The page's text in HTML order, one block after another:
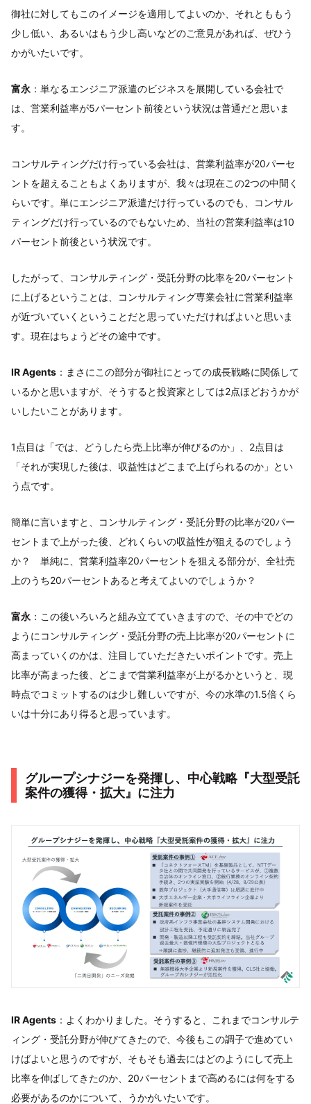
御社に対してもこのイメージを適用してよいのか、それとももう
少し低い、あるいはもう少し高いなどのご意見があれば、ぜひう
かがいたいです。
富永 ：単なるエンジニア派遣のビジネスを展開している会社で
は、営業利益率が5パーセント前後という状況は普通だと思いま
す。
コンサルティングだけ行っている会社は、営業利益率が20パーセ
ントを超えることもよくありますが、我々は現在この2つの中間く
らいです。単にエンジニア派遣だけ行っているのでも、コンサル
ティングだけ行っているのでもないため、当社の営業利益率は10
パーセント前後という状況です。
したがって、コンサルティング・受託分野の比率を20パーセント
に上げるということは、コンサルティング専業会社に営業利益率
が近づいていくということだと思っていただければよいと思いま
す。現在はちょうどその途中です。
IR Agents ：まさにこの部分が御社にとっての成長戦略に関係して
いるかと思いますが、そうすると投資家としては2点ほどおうかが
いしたいことがあります。
1点目は「では、どうしたら売上比率が伸びるのか」、2点目は
「それが実現した後は、収益性はどこまで上げられるのか」とい
う点です。
簡単に言いますと、コンサルティング・受託分野の比率が20パー
セントまで上がった後、どれくらいの収益性が狙えるのでしょう
か？ 単純に、営業利益率20パーセントを狙える部分が、全社売
上のうち20パーセントあると考えてよいのでしょうか？
富永 ：この後いろいろと組み立てていきますので、その中でどの
ようにコンサルティング・受託分野の売上比率が20パーセントに
高まっていくのかは、注目していただきたいポイントです。売上
比率が高まった後、どこまで営業利益率が上がるかというと、現
時点でコミットするのは少し難しいですが、今の水準の1.5倍くら
いは十分にあり得ると思っています。
グループシナジーを発揮し、中心戦略『大型受託
案件の獲得・拡大』に注力
IR Agents ：よくわかりました。そうすると、これまでコンサルテ
ィング・受託分野が伸びてきたので、今後もこの調子で進めてい
けばよいと思うのですが、そもそも過去にはどのようにして売上
比率を伸ばしてきたのか、20パーセントまで高めるには何をする
必要があるのかについて、うかがいたいです。